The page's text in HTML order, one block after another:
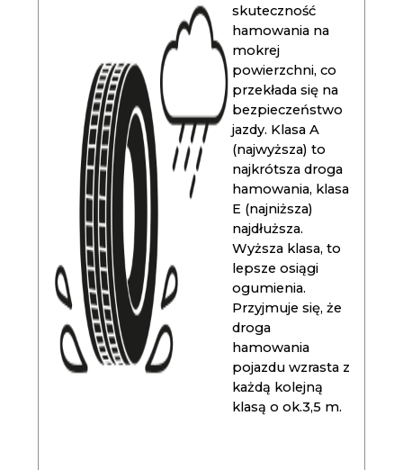
skuteczność
hamowania na
mokrej
powierzchni, co
przekłada się na
bezpieczeństwo
jazdy. Klasa A
(najwyższa) to
najkrótsza droga
hamowania, klasa
E (najniższa)
najdłuższa.
Wyższa klasa, to
lepsze osiągi
ogumienia.
Przyjmuje się, że
droga
hamowania
pojazdu wzrasta z
każdą kolejną
klasą o ok.3,5 m.